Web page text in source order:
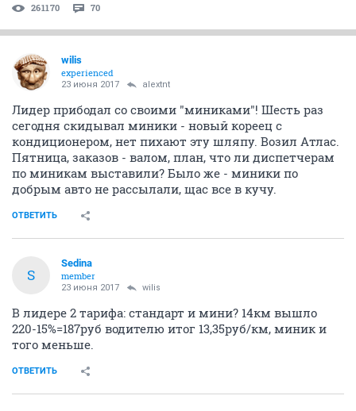
261170 70
wilis
experienced
23 июня 2017 alextnt
Лидер прибодал со своими "миниками"! Шесть раз
сегодня скидывал миники - новый кореец с
кондиционером, нет пихают эту шляпу. Возил Атлас.
Пятница, заказов - валом, план, что ли диспетчерам
по миникам выставили? Было же - миники по
добрым авто не рассылали, щас все в кучу.
ОТВЕТИТЬ
S
Sedina
member
23 июня 2017 wilis
В лидере 2 тарифа: стандарт и мини? 14км вышло
220-15%=187руб водителю итог 13,35руб/км, миник и
того меньше.
ОТВЕТИТЬ